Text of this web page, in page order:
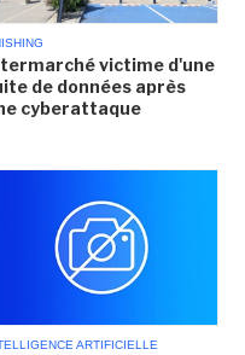
victime d'une
de données après
cyberattaque
ARTIFICIELLE